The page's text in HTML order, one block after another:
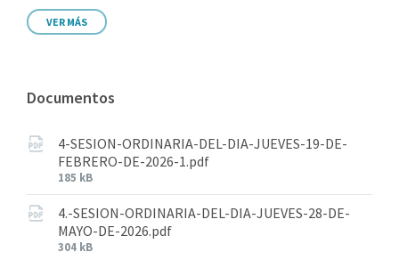
VER MÁS
Documentos
4-SESION-ORDINARIA-DEL-DIA-JUEVES-19-DE-
FEBRERO-DE-2026-1.pdf
185 kB
4.-SESION-ORDINARIA-DEL-DIA-JUEVES-28-DE-
MAYO-DE-2026.pdf
304 kB